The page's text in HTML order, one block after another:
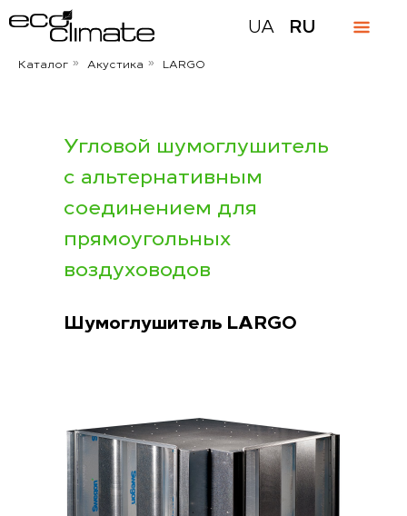
UA RU
Каталог » Акустика » LARGO
Угловой шумоглушитель
c альтернативным
соединением для
прямоугольных
воздуховодов
Шумоглушитель LARGO